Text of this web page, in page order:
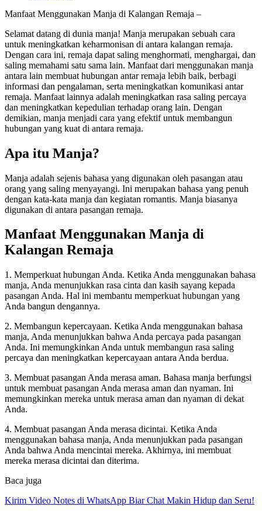
Manfaat Menggunakan Manja di Kalangan Remaja –
Selamat datang di dunia manja! Manja merupakan sebuah cara
untuk meningkatkan keharmonisan di antara kalangan remaja.
Dengan cara ini, remaja dapat saling menghormati, menghargai, dan
saling memahami satu sama lain. Manfaat dari menggunakan manja
antara lain membuat hubungan antar remaja lebih baik, berbagi
informasi dan pengalaman, serta meningkatkan komunikasi antar
remaja. Manfaat lainnya adalah meningkatkan rasa saling percaya
dan meningkatkan kepedulian terhadap orang lain. Dengan
demikian, manja menjadi cara yang efektif untuk membangun
hubungan yang kuat di antara remaja.
Apa itu Manja?
Manja adalah sejenis bahasa yang digunakan oleh pasangan atau
orang yang saling menyayangi. Ini merupakan bahasa yang penuh
dengan kata-kata manja dan kegiatan romantis. Manja biasanya
digunakan di antara pasangan remaja.
Manfaat Menggunakan Manja di
Kalangan Remaja
1. Memperkuat hubungan Anda. Ketika Anda menggunakan bahasa
manja, Anda menunjukkan rasa cinta dan kasih sayang kepada
pasangan Anda. Hal ini membantu memperkuat hubungan yang
Anda bangun dengannya.
2. Membangun kepercayaan. Ketika Anda menggunakan bahasa
manja, Anda menunjukkan bahwa Anda percaya pada pasangan
Anda. Ini memungkinkan Anda untuk membangun rasa saling
percaya dan meningkatkan kepercayaan antara Anda berdua.
3. Membuat pasangan Anda merasa aman. Bahasa manja berfungsi
untuk membuat pasangan Anda merasa aman dan nyaman. Ini
memungkinkan mereka untuk merasa aman dan nyaman di dekat
Anda.
4. Membuat pasangan Anda merasa dicintai. Ketika Anda
menggunakan bahasa manja, Anda menunjukkan pada pasangan
Anda bahwa Anda mencintai mereka. Akhirnya, ini membuat
mereka merasa dicintai dan diterima.
Baca juga
Kirim Video Notes di WhatsApp Biar Chat Makin Hidup dan Seru!